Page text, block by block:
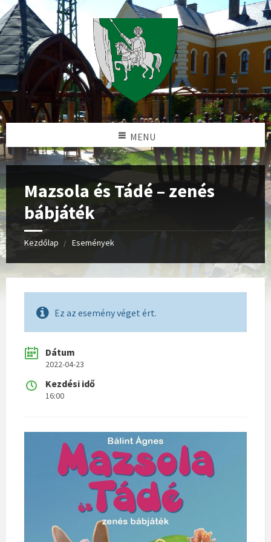
MENU
Mazsola és Tádé – zenés
bábjáték
Kezdőlap Események
Ez az esemény véget ért.
Dátum
2022-04-23
Kezdési idő
16:00